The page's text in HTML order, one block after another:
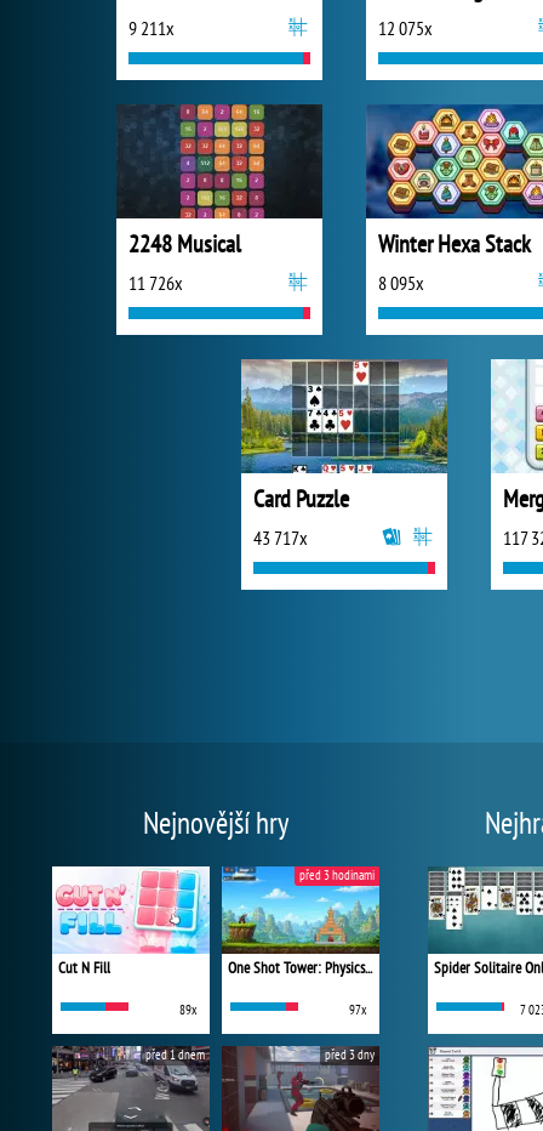
9 211x 12 075x
2248 Musical
11 726x
Winter Hexa Stack
8 095x
Card Puzzle
43 717x 117
Nejnovější hry
Cut N Fill
89x
One Shot Tower: Physics Destroyer
97x
před 3 hodinami
před 1 dnem před 3 dny
Spider Solitaire
7